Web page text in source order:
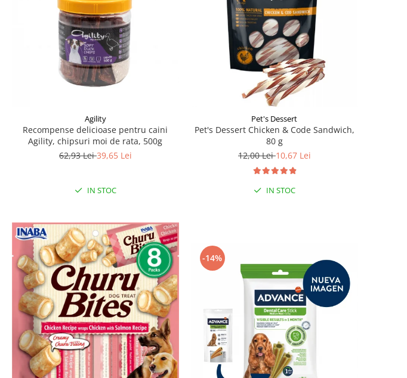
Agility
Recompense delicioase pentru caini
Agility, chipsuri moi de rata, 500g
62,93 Lei39,65 Lei
IN STOC
Pet's Dessert
Pet's Dessert Chicken & Code Sandwich,
80 g
12,00 Lei10,67 Lei
IN STOC
-14%